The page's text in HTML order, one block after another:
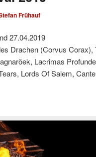
Frühauf
27.04.2019
Drachen (Corvus Corax),
Lacrimas
Lords Of Salem,